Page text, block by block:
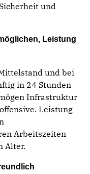
und
Leistung
und bei
in 24 Stunden
Infrastruktur
Leistung
Arbeitszeiten
Alter.